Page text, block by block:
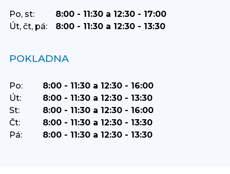
Po, st:
8:00 - 11:30 a 12:30 - 17:00
Út, čt, pá:
8:00 - 11:30 a 12:30 - 13:30
POKLADNA
Po:
8:00 - 11:30 a 12:30 - 16:00
Út:
8:00 - 11:30 a 12:30 - 13:30
St:
8:00 - 11:30 a 12:30 - 16:00
Čt:
8:00 - 11:30 a 12:30 - 13:30
Pá:
8:00 - 11:30 a 12:30 - 13:30